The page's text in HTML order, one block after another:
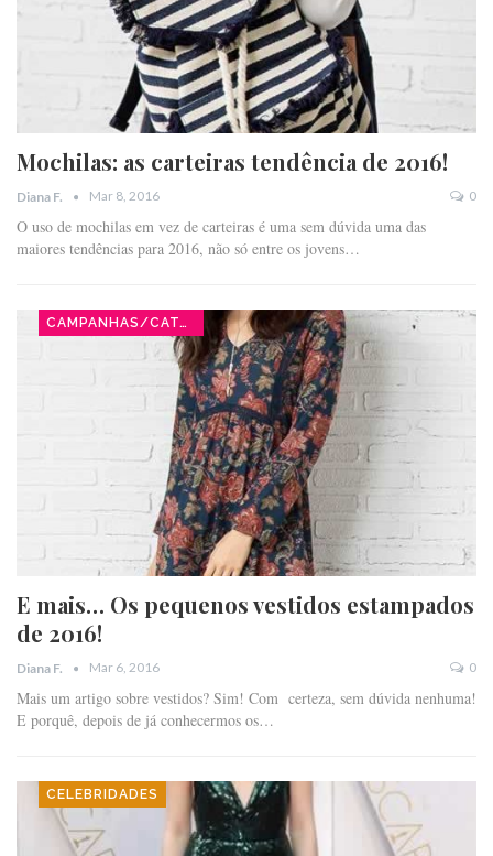
Mochilas: as carteiras tendência de 2016!
Diana F. Mar 8, 2016 0
O uso de mochilas em vez de carteiras é uma sem dúvida uma das
maiores tendências para 2016, não só entre os jovens…
CAMPANHAS/CATÁLOGOS
E mais… Os pequenos vestidos estampados
de 2016!
Diana F. Mar 6, 2016 0
Mais um artigo sobre vestidos? Sim! Com certeza, sem dúvida nenhuma!
E porquê, depois de já conhecermos os…
CELEBRIDADES